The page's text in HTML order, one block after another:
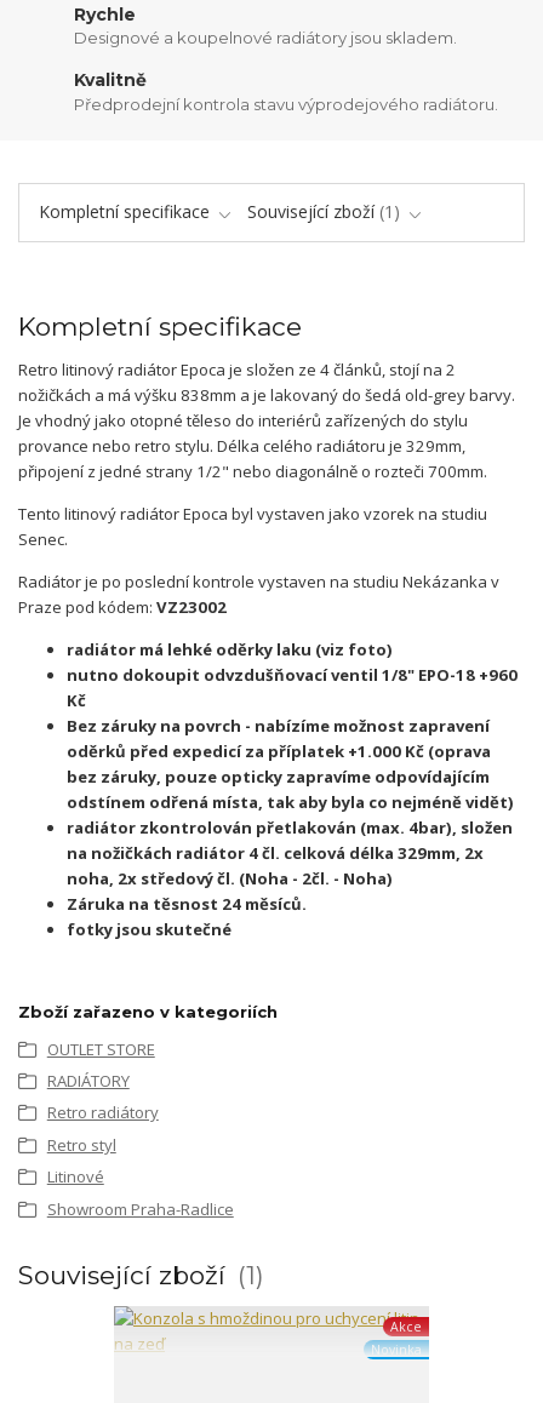
Rychle
Designové a koupelnové radiátory jsou skladem.
Kvalitně
Předprodejní kontrola stavu výprodejového radiátoru.
Kompletní specifikace Související zboží 1
Kompletní specifikace
Retro litinový radiátor Epoca je složen ze 4 článků, stojí na 2
nožičkách a má výšku 838mm a je lakovaný do šedá old-grey barvy.
Je vhodný jako otopné těleso do interiérů zařízených do stylu
provance nebo retro stylu. Délka celého radiátoru je 329mm,
připojení z jedné strany 1/2" nebo diagonálně o rozteči 700mm.
Tento litinový radiátor Epoca byl vystaven jako vzorek na studiu
Senec.
Radiátor je po poslední kontrole vystaven na studiu Nekázanka v
Praze pod kódem: VZ23002
radiátor má lehké oděrky laku (viz foto)
nutno dokoupit odvzdušňovací ventil 1/8" EPO-18 +960
Kč
Bez záruky na povrch - nabízíme možnost zapravení
oděrků před expedicí za příplatek +1.000 Kč (oprava
bez záruky, pouze opticky zapravíme odpovídajícím
odstínem odřená místa, tak aby byla co nejméně vidět)
radiátor zkontrolován přetlakován (max. 4bar), složen
na nožičkách radiátor 4 čl. celková délka 329mm, 2x
noha, 2x středový čl. (Noha - 2čl. - Noha)
Záruka na těsnost 24 měsíců.
fotky jsou skutečné
Zboží zařazeno v kategoriích
OUTLET STORE
RADIÁTORY
Retro radiátory
Retro styl
Litinové
Showroom Praha-Radlice
Související zboží 1
Akce
Novinka